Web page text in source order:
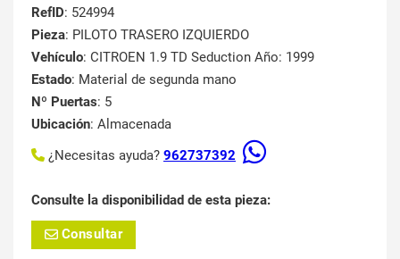
RefID: 524994
Pieza: PILOTO TRASERO IZQUIERDO
Vehículo: CITROEN 1.9 TD Seduction Año: 1999
Estado: Material de segunda mano
Nº Puertas: 5
Ubicación: Almacenada
¿Necesitas ayuda? 962737392
Consulte la disponibilidad de esta pieza:
Consultar